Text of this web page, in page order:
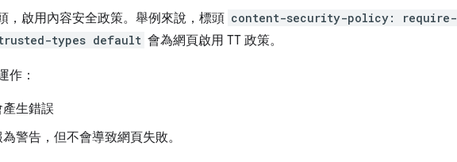
，啟用內容安全政策。舉例來說，標頭 content-security-policy: require-
types default 會為網頁啟用 TT 政策。
作：
產生錯誤
警告，但不會導致網頁失敗。